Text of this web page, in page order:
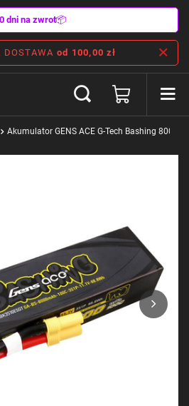
dni na zwrot📦
DOSTAWA od 100,00 zł
Akumulator GENS ACE G-Tech Bashing